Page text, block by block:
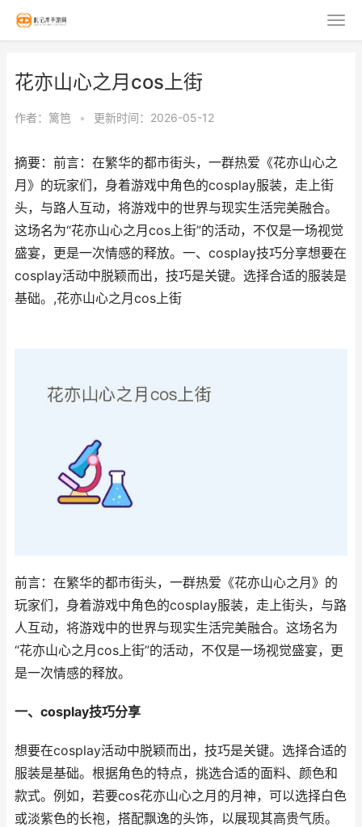
花亦山心之月cos上街
作者： 篱笆 • 更新时间：2026-05-12
摘要：前言：在繁华的都市街头，一群热爱《花亦山心之
月》的玩家们，身着游戏中角色的cosplay服装，走上街
头，与路人互动，将游戏中的世界与现实生活完美融合。
这场名为“花亦山心之月cos上街”的活动，不仅是一场视觉
盛宴，更是一次情感的释放。一、cosplay技巧分享想要在
cosplay活动中脱颖而出，技巧是关键。选择合适的服装是
基础。,花亦山心之月cos上街
前言：在繁华的都市街头，一群热爱《花亦山心之月》的
玩家们，身着游戏中角色的cosplay服装，走上街头，与路
人互动，将游戏中的世界与现实生活完美融合。这场名为
“花亦山心之月cos上街”的活动，不仅是一场视觉盛宴，更
是一次情感的释放。
一、cosplay技巧分享
想要在cosplay活动中脱颖而出，技巧是关键。选择合适的
服装是基础。根据角色的特点，挑选合适的面料、颜色和
款式。例如，若要cos花亦山心之月的月神，可以选择白色
或淡紫色的长袍，搭配飘逸的头饰，以展现其高贵气质。